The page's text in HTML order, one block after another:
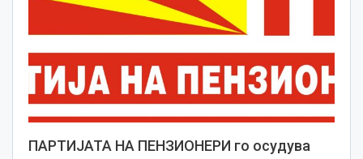
ПАРТИЈАТА НА ПЕНЗИОНЕРИ го осудува